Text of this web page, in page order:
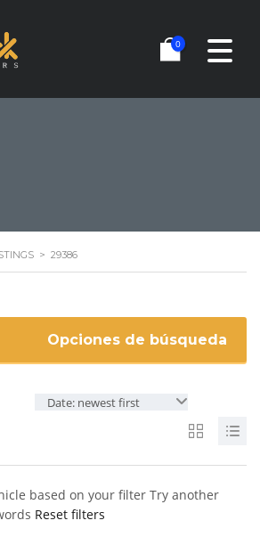
0
> 29386
Opciones de búsqueda
Date: newest first
based on your filter Try another
Reset filters